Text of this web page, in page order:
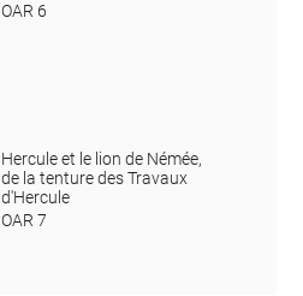
OAR 6
Hercule et le lion de Némée,
de la tenture des Travaux
d'Hercule
OAR 7